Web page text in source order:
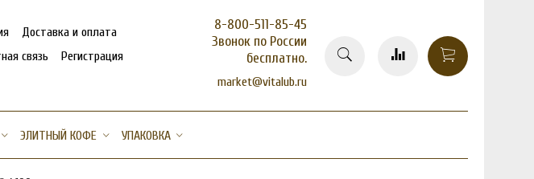
Доставка и оплата
связь
Регистрация
8-800-511-85-45
Звонок по России
бесплатно.
market@vitalub.ru
ЭЛИТНЫЙ КОФЕ УПАКОВКА